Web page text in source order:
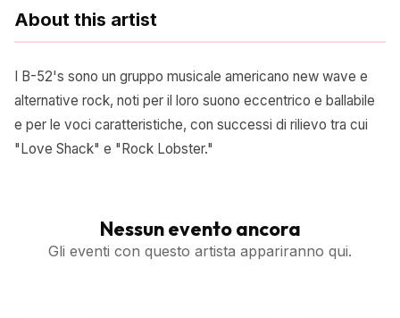
About this artist
I B-52's sono un gruppo musicale americano new wave e
alternative rock, noti per il loro suono eccentrico e ballabile
e per le voci caratteristiche, con successi di rilievo tra cui
"Love Shack" e "Rock Lobster."
Nessun evento ancora
Gli eventi con questo artista appariranno qui.